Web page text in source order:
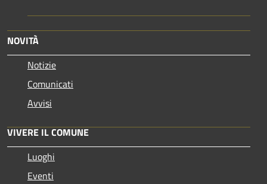
NOVITÀ
Notizie
Comunicati
Avvisi
VIVERE IL COMUNE
Luoghi
Eventi